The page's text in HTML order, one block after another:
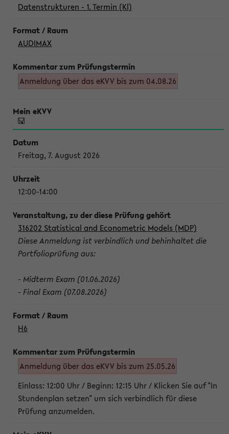
Datenstrukturen - 1. Termin (Kl)
AUDIMAX
Anmeldung über das eKVV bis zum 04.08.26
Freitag, 7. August 2026
12:00-14:00
316202 Statistical and Econometric Models (MDP)
Diese Anmeldung ist verbindlich und behinhaltet die
Portfolioprüfung aus:
- Midterm Exam (01.06.2026)
- Final Exam (07.08.2026)
H6
Anmeldung über das eKVV bis zum 25.05.26
Einlass: 12:00 Uhr / Beginn: 12:15 Uhr / Klicken Sie auf "In
Stundenplan setzen" um sich verbindlich für diese
Prüfung anzumelden.